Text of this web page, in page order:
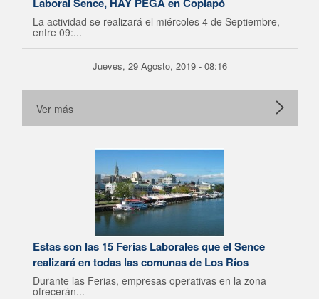
La actividad se realizará el miércoles 4 de Septiembre,
entre 09:...
Jueves, 29 Agosto, 2019 - 08:16
Ver más
Estas son las 15 Ferias Laborales que el Sence
realizará en todas las comunas de Los Ríos
Durante las Ferias, empresas operativas en la zona
ofrecerán...